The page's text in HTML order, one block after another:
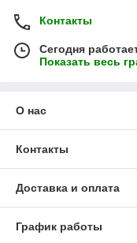
Контакты
Сегодня
Показать весь
О нас
Контакты
Доставка и оплата
График работы